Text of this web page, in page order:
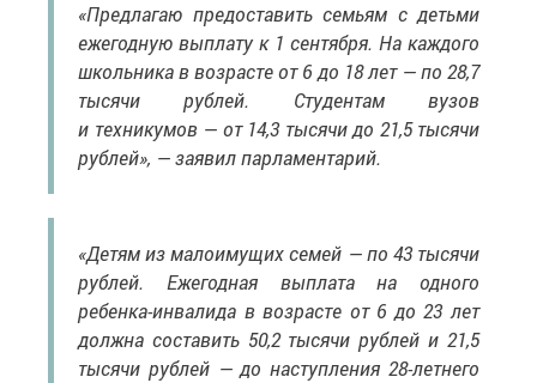
«Предлагаю предоставить семьям с детьми
ежегодную выплату к 1 сентября. На каждого
школьника в возрасте от 6 до 18 лет — по 28,7
тысячи рублей. Студентам вузов
и техникумов — от 14,3 тысячи до 21,5 тысячи
рублей», — заявил парламентарий.
«Детям из малоимущих семей — по 43 тысячи
рублей. Ежегодная выплата на одного
ребенка-инвалида в возрасте от 6 до 23 лет
должна составить 50,2 тысячи рублей и 21,5
тысячи рублей — до наступления 28-летнего